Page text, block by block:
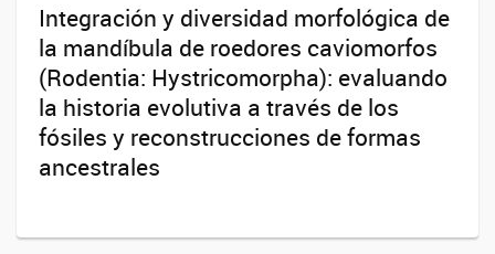
Integración y diversidad morfológica de
la mandíbula de roedores caviomorfos
(Rodentia: Hystricomorpha): evaluando
la historia evolutiva a través de los
fósiles y reconstrucciones de formas
ancestrales